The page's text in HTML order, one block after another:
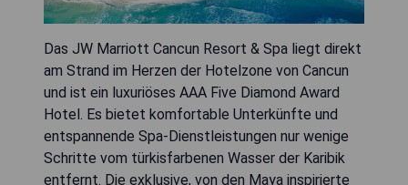
Das JW Marriott Cancun Resort & Spa liegt direkt
am Strand im Herzen der Hotelzone von Cancun
und ist ein luxuriöses AAA Five Diamond Award
Hotel. Es bietet komfortable Unterkünfte und
entspannende Spa-Dienstleistungen nur wenige
Schritte vom türkisfarbenen Wasser der Karibik
entfernt. Die exklusive, von den Maya inspirierte